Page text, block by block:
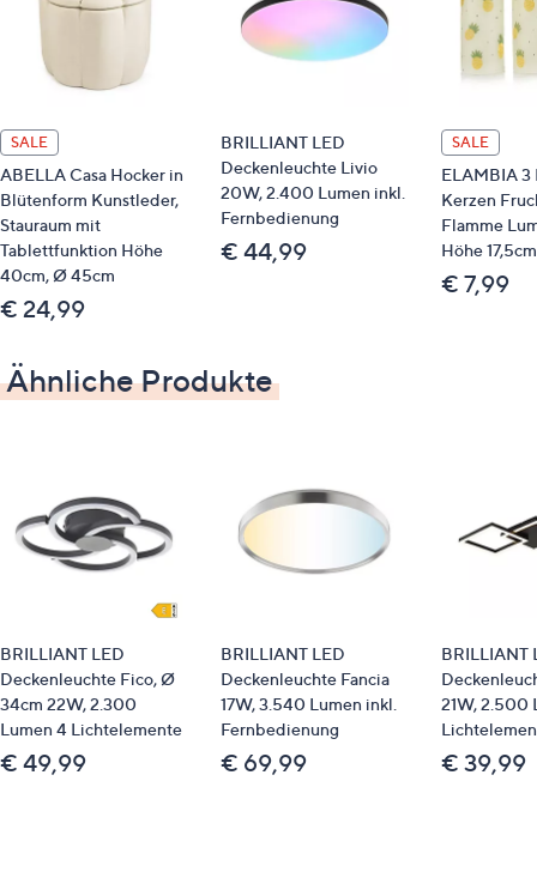
Leistung: 12 Watt
Energieeffizienzklasse: D
Schutzart: IP20
Gewicht
ca. 0,405 kg
Maße
Material
trocken abwischen
Bitte beachten
Packstation oder ins Ausland lieferbar.
SALE
ABELLA Casa Hocker in
Blütenform Kunstleder,
Stauraum mit
Tablettfunktion Höhe
40cm, Ø 45cm
€ 24,99
BRILLIANT LED
Deckenleuchte Livio
20W, 2.400 Lumen inkl.
Fernbedienung
€ 44,99
SALE
ELAMBIA 3
Kerzen
Flamme
Höhe
€ 7,99
Ähnliche Produkte
BRILLIANT LED
Deckenleuchte Fico, Ø
34cm 22W, 2.300
Lumen 4 Lichtelemente
€ 49,99
BRILLIANT LED
Deckenleuchte Fancia
17W, 3.540 Lumen inkl.
Fernbedienung
€ 69,99
BRILLIANT
21W, 2.500
€ 39,99